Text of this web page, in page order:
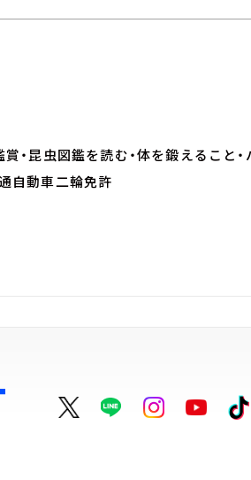
賞・昆虫図鑑を読む・体を鍛えること
自動車二輪免許